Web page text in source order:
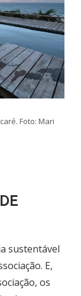
Foto: Mari
sustentável
E,
os